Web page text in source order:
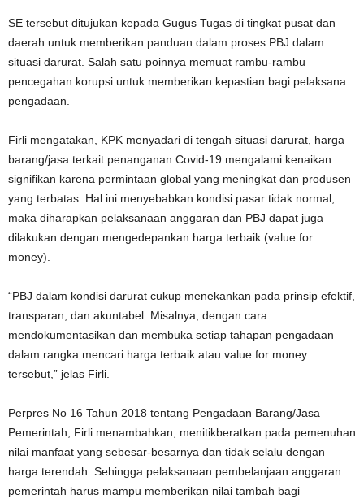
SE tersebut ditujukan kepada Gugus Tugas di tingkat pusat dan
daerah untuk memberikan panduan dalam proses PBJ dalam
situasi darurat. Salah satu poinnya memuat rambu-rambu
pencegahan korupsi untuk memberikan kepastian bagi pelaksana
pengadaan.
Firli mengatakan, KPK menyadari di tengah situasi darurat, harga
barang/jasa terkait penanganan Covid-19 mengalami kenaikan
signifikan karena permintaan global yang meningkat dan produsen
yang terbatas. Hal ini menyebabkan kondisi pasar tidak normal,
maka diharapkan pelaksanaan anggaran dan PBJ dapat juga
dilakukan dengan mengedepankan harga terbaik (value for
money).
“PBJ dalam kondisi darurat cukup menekankan pada prinsip efektif,
transparan, dan akuntabel. Misalnya, dengan cara
mendokumentasikan dan membuka setiap tahapan pengadaan
dalam rangka mencari harga terbaik atau value for money
tersebut,” jelas Firli.
Perpres No 16 Tahun 2018 tentang Pengadaan Barang/Jasa
Pemerintah, Firli menambahkan, menitikberatkan pada pemenuhan
nilai manfaat yang sebesar-besarnya dan tidak selalu dengan
harga terendah. Sehingga pelaksanaan pembelanjaan anggaran
pemerintah harus mampu memberikan nilai tambah bagi